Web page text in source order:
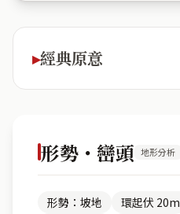
經典原意
形勢・巒頭 地形分析
形勢：坡地 環起伏 20m